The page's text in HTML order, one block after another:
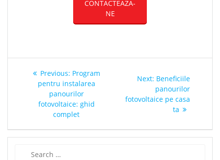
CONTACTEAZA-
NE
Post
navigation
Previous: Previous
post:
Program
pentru instalarea
panourilor
fotovoltaice: ghid
complet
Next: Next
post:
Beneficiile
panourilor
fotovoltaice pe casa
ta